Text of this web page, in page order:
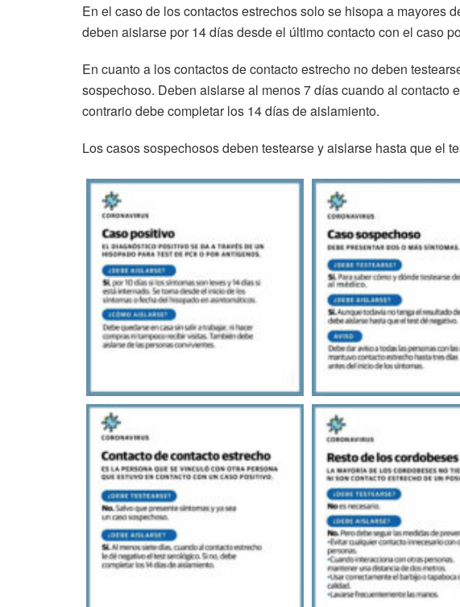
En el caso de los contactos estrechos solo se hisopa a mayores
deben aislarse por 14 días desde el último contacto con el caso
En cuanto a los contactos de contacto estrecho no deben
sospechoso. Deben aislarse al menos 7 días cuando al contacto
contrario debe completar los 14 días de aislamiento.
Los casos sospechosos deben testearse y aislarse hasta que el